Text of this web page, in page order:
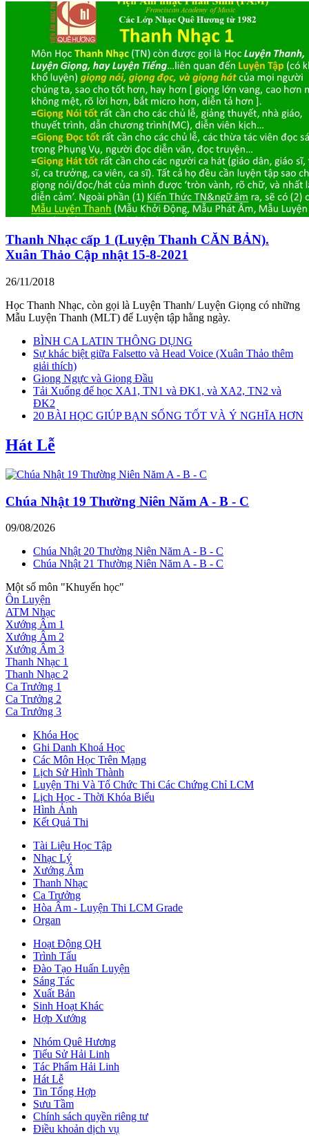
Thanh Nhạc cấp 1 (Luyện Thanh CĂN BẢN).
Xuân Thảo Cập nhật 15-8-2021
26/11/2018
Học Thanh Nhạc, còn gọi là Luyện Thanh/ Luyện Giọng có những
Mẫu Luyện Thanh (MLT) để Luyện tập hằng ngày.
BÌNH CA LATIN THÔNG DỤNG
Sự khác biệt giữa Falsetto và Head Voice (Xuân Thảo thêm
giải thích)
Giọng Ngực và Giọng Đầu
Tải Xuống để học XA1, TN1 và ĐK1, và XA2, TN2 và
ĐK2
20 BÀI HỌC GIÚP BẠN SỐNG TỐT VÀ Ý NGHĨA HƠN
Hát Lễ
Chúa Nhật 19 Thường Niên Năm A - B - C
09/08/2026
Chúa Nhật 20 Thường Niên Năm A - B - C
Chúa Nhật 21 Thường Niên Năm A - B - C
Một số môn "Khuyến học"
Ôn Luyện
ATM Nhạc
Xướng Âm 1
Xướng Âm 2
Xướng Âm 3
Thanh Nhạc 1
Thanh Nhạc 2
Ca Trưởng 1
Ca Trưởng 2
Ca Trưởng 3
Khóa Học
Ghi Danh Khoá Học
Các Môn Học Trên Mạng
Lịch Sử Hình Thành
Luyện Thi Và Tổ Chức Thi Các Chứng Chỉ LCM
Lịch Học - Thời Khóa Biểu
Hình Ảnh
Kết Quả Thi
Tài Liệu Học Tập
Nhạc Lý
Xướng Âm
Thanh Nhạc
Ca Trưởng
Hòa Âm - Luyện Thi LCM Grade
Organ
Hoạt Động QH
Trình Tấu
Đào Tạo Huấn Luyện
Sáng Tác
Xuất Bản
Sinh Hoạt Khác
Hợp Xướng
Nhóm Quê Hương
Tiểu Sử Hải Linh
Tác Phẩm Hải Linh
Hát Lễ
Tin Tổng Hợp
Sưu Tầm
Chính sách quyền riêng tư
Điều khoản dịch vụ